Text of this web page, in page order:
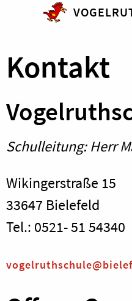
Kontakt
Schulleitung: Herr
Wikingerstraße 15
33647 Bielefeld
Tel.: 0521- 51 54340